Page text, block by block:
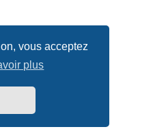
vous acceptez
plus